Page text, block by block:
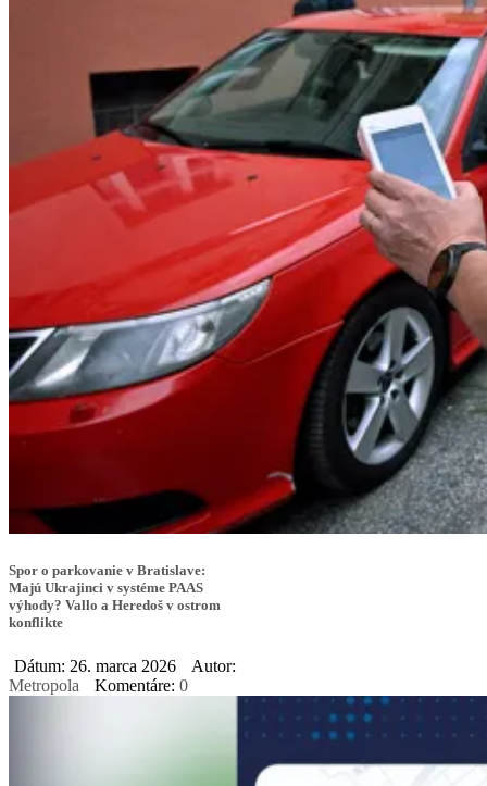
Spor o parkovanie v Bratislave:
Majú Ukrajinci v systéme PAAS
výhody? Vallo a Heredoš v ostrom
konflikte
Dátum: 26. marca 2026
Autor:
Metropola
Komentáre: 0